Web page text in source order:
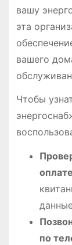
вашу
эта
вашего
Чтобы
по